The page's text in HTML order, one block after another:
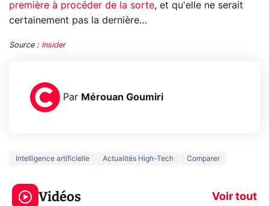
première à procéder de la sorte, et qu'elle ne serait
certainement pas la dernière…
Source : Insider
Par Mérouan Goumiri
Intelligence artificielle Actualités High-Tech Comparer
Vidéos Voir tout
3 écrans en 1 pour
319€ ? Voici L'AOC
CQ32G4ZA !
5
prochaine